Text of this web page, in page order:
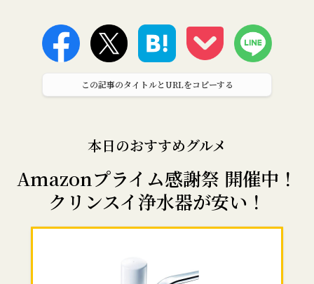
この記事のタイトルとURLをコピーする
本日のおすすめグルメ
Amazonプライム感謝祭 開催中！
クリンスイ浄水器が安い！